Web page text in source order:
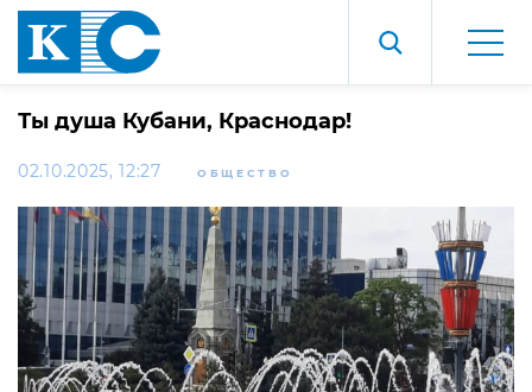
Ты душа Кубани, Краснодар!
02.10.2025, 12:27 ОБЩЕСТВО